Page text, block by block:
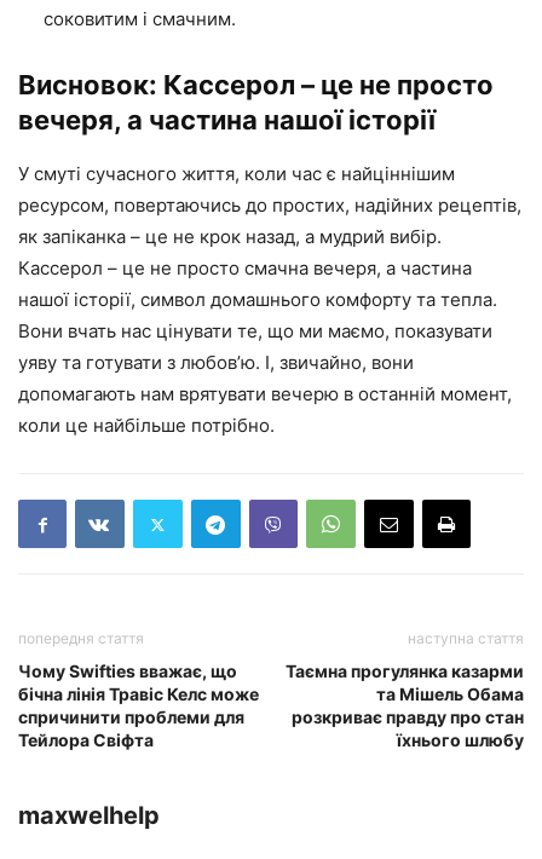
соковитим і смачним.
Висновок: Кассерол – це не просто
вечеря, а частина нашої історії
У смуті сучасного життя, коли час є найціннішим
ресурсом, повертаючись до простих, надійних рецептів,
як запіканка – це не крок назад, а мудрий вибір.
Кассерол – це не просто смачна вечеря, а частина
нашої історії, символ домашнього комфорту та тепла.
Вони вчать нас цінувати те, що ми маємо, показувати
уяву та готувати з любов’ю. І, звичайно, вони
допомагають нам врятувати вечерю в останній момент,
коли це найбільше потрібно.
попередня стаття
Чому Swifties вважає, що
бічна лінія Травіс Келс може
спричинити проблеми для
Тейлора Свіфта
наступна стаття
Таємна прогулянка казарми
та Мішель Обама
розкриває правду про стан
їхнього шлюбу
maxwelhelp